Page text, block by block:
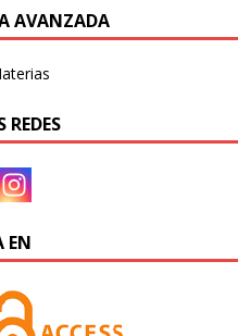
AVANZADA
REDES
EN